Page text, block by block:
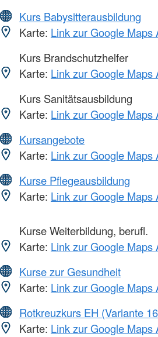
Kurs Babysitterausbildung
Karte: Link zur Google Maps
Kurs Brandschutzhelfer
Karte: Link zur Google Maps
Kurs Sanitätsausbildung
Karte: Link zur Google Maps
Kursangebote
Karte: Link zur Google Maps
Kurse Pflegeausbildung
Karte: Link zur Google Maps
Kurse Weiterbildung, berufl.
Karte: Link zur Google Maps
Kurse zur Gesundheit
Karte: Link zur Google Maps
Rotkreuzkurs EH (Variante
Karte: Link zur Google Maps